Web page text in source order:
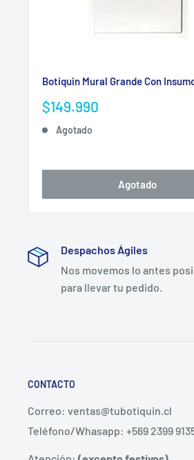
Botiquin Mural Grande Con
Precio
venta
$149.990
Agotado
Agotado
Despachos Ágiles
Nos movemos lo antes
para llevar tu pedido.
CONTACTO
Correo: ventas@tubotiquin.cl
Teléfono/Whasapp: +569 2399